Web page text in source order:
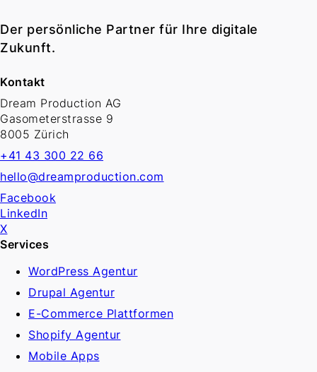
Der persönliche Partner für Ihre digitale
Zukunft.
Kontakt
Dream Production AG
Gasometerstrasse 9
8005 Zürich
+41 43 300 22 66
hello@dreamproduction.com
Facebook
LinkedIn
X
Services
WordPress Agentur
Drupal Agentur
E-Commerce Plattformen
Shopify Agentur
Mobile Apps